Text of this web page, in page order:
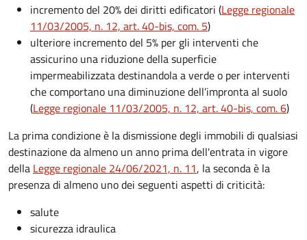
incremento del 20% dei diritti edificatori (Legge regionale
11/03/2005, n. 12, art. 40-bis, com. 5)
ulteriore incremento del 5% per gli interventi che
assicurino una riduzione della superficie
impermeabilizzata destinandola a verde o per interventi
che comportano una diminuzione dell’impronta al suolo
(Legge regionale 11/03/2005, n. 12, art. 40-bis, com. 6)
La prima condizione è la dismissione degli immobili di qualsiasi
destinazione da almeno un anno prima dell'entrata in vigore
della Legge regionale 24/06/2021, n. 11, la seconda è la
presenza di almeno uno dei seguenti aspetti di criticità:
salute
sicurezza idraulica